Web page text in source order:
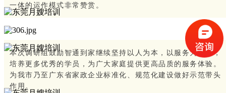
一体的运作模式非常赞赏。
本次调研组鼓励智通到家继续坚持以人为本，以服务为中心，
培养更多优秀的学员，为广大家庭提供更高品质的服务体验。
为我市乃至广东省家政企业标准化、规范化建设做好示范带头
作用。